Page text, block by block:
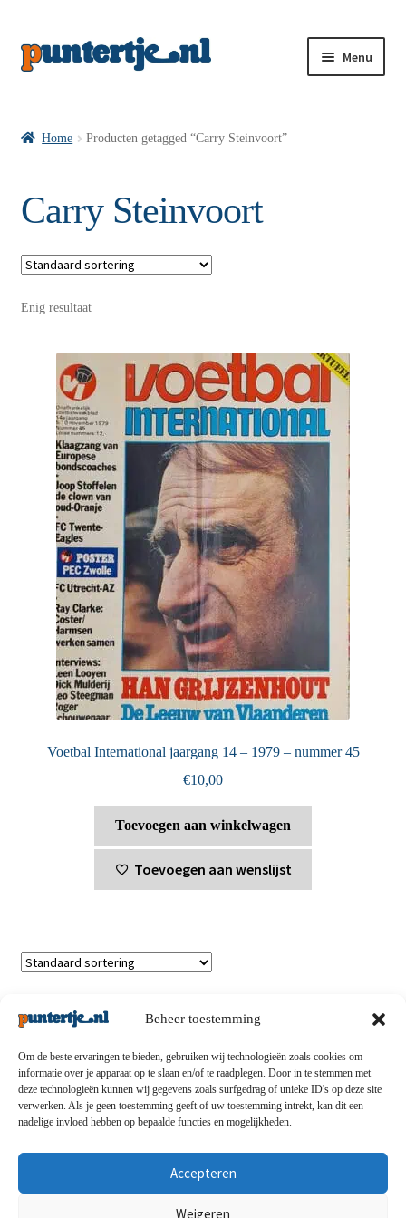
Beheer toestemming
Om de beste ervaringen te bieden, gebruiken wij technologieën zoals cookies om
informatie over je apparaat op te slaan en/of te raadplegen. Door in te stemmen met
deze technologieën kunnen wij gegevens zoals surfgedrag of unieke ID's op deze site
verwerken. Als je geen toestemming geeft of uw toestemming intrekt, kan dit een
nadelige invloed hebben op bepaalde functies en mogelijkheden.
Accepteren
Weigeren
Menu
VI’s met Posters
Wie is puntertje
Puntertjes
Contact
Home Producten getagged “Carry Steinvoort”
Carry Steinvoort
Enig resultaat
Voetbal International jaargang 14 – 1979 – nummer 45
€10,00
Toevoegen aan winkelwagen
Toevoegen aan wenslijst
Privacybeleid-Verzending en retouren-Algemene
voorwaarden-Disclaimert-Betaalmethoden-Over ons